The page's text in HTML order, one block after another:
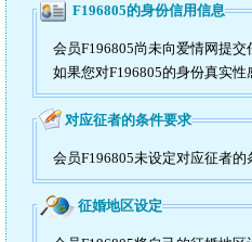
F196805的身份信用信息
会员F196805尚未向爱情网提
如果您对F196805的身份真实
对应征者的条件要求
会员F196805未设定对应征者的
征婚地区设定